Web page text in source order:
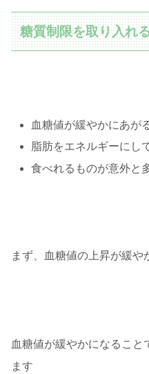
糖質制限を取り入れ
血糖値が緩やかにあが
脂肪をエネルギーにし
食べれるものが意外と
まず、血糖値の上昇が緩や
血糖値が緩やかになること
ます